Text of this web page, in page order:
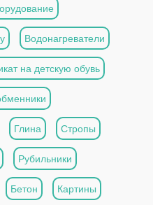
Водонагреватели
на детскую обувь
Глина Стропы
Рубильники
Бетон Картины